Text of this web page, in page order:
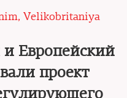
Velikobritaniya
Европейский
проект